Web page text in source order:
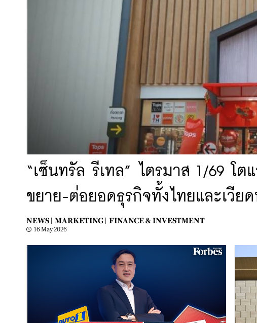
“เซ็นทรัล รีเทล” ไตรมาส 1/69 โ
ขยาย-ต่อยอดธุรกิจทั้งไทยและเวีย
NEWS | MARKETING | FINANCE & INVESTMENT
16 May 2026